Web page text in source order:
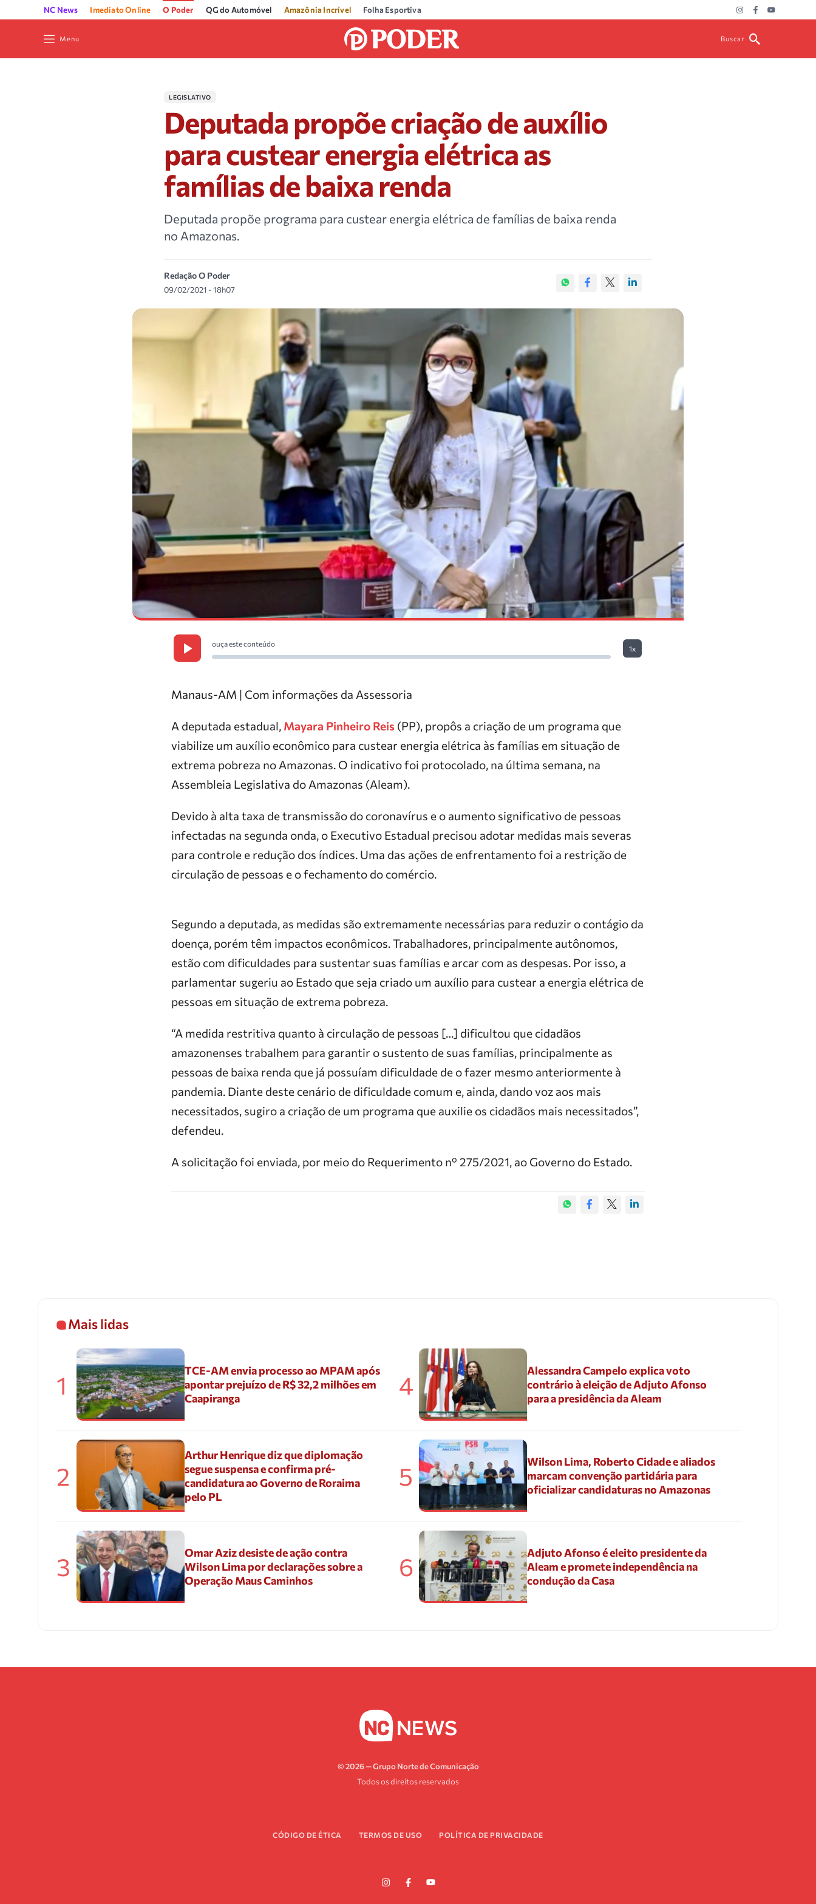
NC News Imediato Online O Poder QG do Automóvel Amazônia Incrível Folha Esportiva
Menu Buscar
LEGISLATIVO
Deputada propõe criação de auxílio
para custear energia elétrica as
famílias de baixa renda
Deputada propõe programa para custear energia elétrica de famílias de baixa renda
no Amazonas.
Redação O Poder
09/02/2021 - 18h07
ouça este conteúdo
1x
Manaus-AM | Com informações da Assessoria
A deputada estadual, Mayara Pinheiro Reis (PP), propôs a criação de um programa que
viabilize um auxílio econômico para custear energia elétrica às famílias em situação de
extrema pobreza no Amazonas. O indicativo foi protocolado, na última semana, na
Assembleia Legislativa do Amazonas (Aleam).
Devido à alta taxa de transmissão do coronavírus e o aumento significativo de pessoas
infectadas na segunda onda, o Executivo Estadual precisou adotar medidas mais severas
para controle e redução dos índices. Uma das ações de enfrentamento foi a restrição de
circulação de pessoas e o fechamento do comércio.
Segundo a deputada, as medidas são extremamente necessárias para reduzir o contágio da
doença, porém têm impactos econômicos. Trabalhadores, principalmente autônomos,
estão com dificuldades para sustentar suas famílias e arcar com as despesas. Por isso, a
parlamentar sugeriu ao Estado que seja criado um auxílio para custear a energia elétrica de
pessoas em situação de extrema pobreza.
“A medida restritiva quanto à circulação de pessoas […] dificultou que cidadãos
amazonenses trabalhem para garantir o sustento de suas famílias, principalmente as
pessoas de baixa renda que já possuíam dificuldade de o fazer mesmo anteriormente à
pandemia. Diante deste cenário de dificuldade comum e, ainda, dando voz aos mais
necessitados, sugiro a criação de um programa que auxilie os cidadãos mais necessitados”,
defendeu.
A solicitação foi enviada, por meio do Requerimento nº 275/2021, ao Governo do Estado.
Mais lidas
1
TCE-AM envia processo ao MPAM após
apontar prejuízo de R$ 32,2 milhões em
Caapiranga
2
Arthur Henrique diz que diplomação
segue suspensa e confirma pré-
candidatura ao Governo de Roraima
pelo PL
3
Omar Aziz desiste de ação contra
Wilson Lima por declarações sobre a
Operação Maus Caminhos
4
Alessandra Campelo explica voto
contrário à eleição de Adjuto Afonso
para a presidência da Aleam
5
Wilson Lima, Roberto Cidade e aliados
marcam convenção partidária para
oficializar candidaturas no Amazonas
6
Adjuto Afonso é eleito presidente da
Aleam e promete independência na
condução da Casa
© 2026 — Grupo Norte de Comunicação
Todos os direitos reservados
CÓDIGO DE ÉTICA TERMOS DE USO POLÍTICA DE PRIVACIDADE